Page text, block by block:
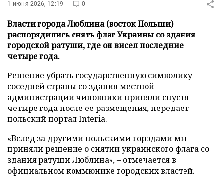
1 июня 2026, 12:19 0
Власти города Люблина (восток Польши)
распорядились снять флаг Украины со здания
городской ратуши, где он висел последние
четыре года.
Решение убрать государственную символику
соседней страны со здания местной
администрации чиновники приняли спустя
четыре года после ее размещения, передает
польский портал Interia.
«Вслед за другими польскими городами мы
приняли решение о снятии украинского флага со
здания ратуши Люблина», – отмечается в
официальном коммюнике городских властей.